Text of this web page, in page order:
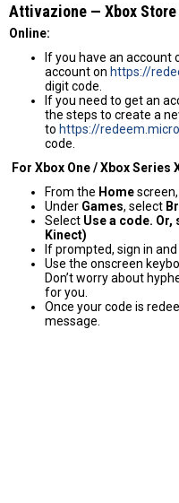
Attivazione — Хbox Store
Online:
If you have an account
account on https://
digit code.
If you need to get an
the steps to create a
to https://
code.
For Xbox One / Xbox Series
From the Home
Under Games, select
Select Use a code. Or,
Kinect)
If prompted, sign in
Use the onscreen
Don’t worry about
for you.
Once your code is
message.